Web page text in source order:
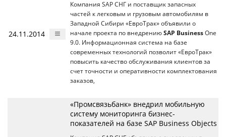
24.11.2014
Компания SAP СНГ и поставщик запасных
частей к легковым и грузовым автомобилям в
Западной Сибири «ЕвроТрак» объявили о
начале проекта по внедрению SAP Business One
9.0. Информационная система на базе
современных технологий позволит «ЕвроТрак»
повысить качество обслуживания клиентов за
счет точности и оперативности комплектования
заказов,
«Промсвязьбанк» внедрил мобильную
систему мониторинга бизнес-
показателей на базе SAP Business Objects